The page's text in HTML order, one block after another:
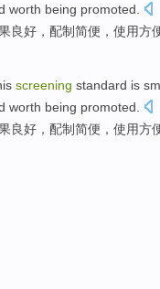
worth being promoted
良好 ，配制简便 ， 使用方
screening standard is
worth being promoted
良好 ，配制简便 ， 使用方